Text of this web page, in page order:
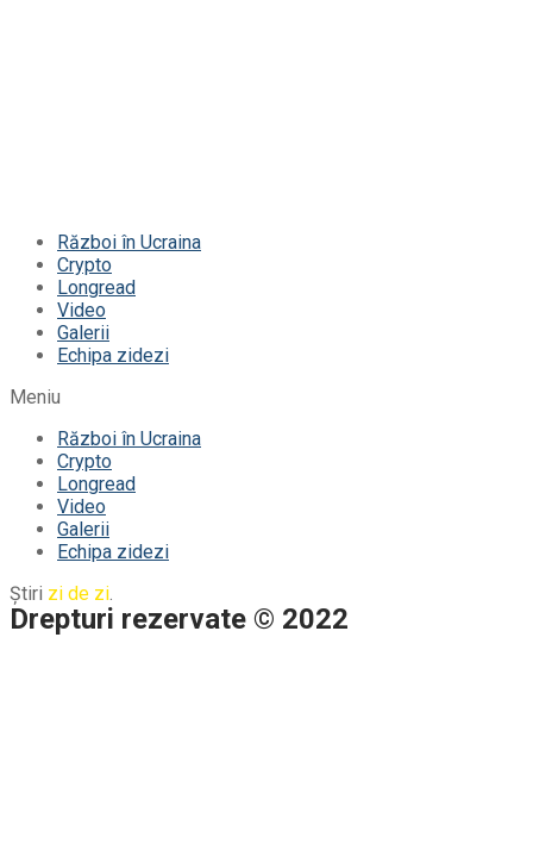
Război în Ucraina
Crypto
Longread
Video
Galerii
Echipa zidezi
Meniu
Război în Ucraina
Crypto
Longread
Video
Galerii
Echipa zidezi
Știri zi de zi.
Drepturi rezervate © 2022